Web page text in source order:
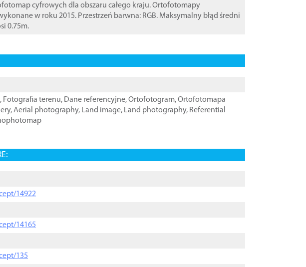
cyfrowych dla obszaru całego kraju. Ortofotomapy
w roku 2015. Przestrzeń barwna: RGB. Maksymalny błąd średni
0.75m.
, Fotografia terenu, Dane referencyjne,Ortofotogram,Ortofotomapa
,Aerial photography, Land image, Land photography, Referential
14922
14165
135